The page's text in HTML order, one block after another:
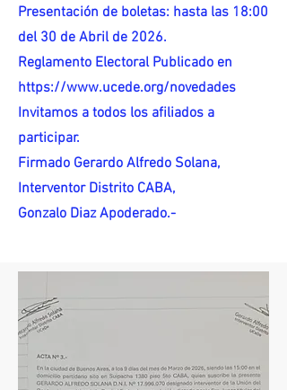
Presentación de boletas: hasta las 18:00
del 30 de Abril de 2026.
Reglamento Electoral Publicado en
https://www.ucede.org/novedades
Invitamos a todos los afiliados a
participar.
Firmado Gerardo Alfredo Solana,
Interventor Distrito CABA,
Gonzalo Diaz Apoderado.-